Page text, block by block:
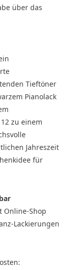
über das
Tieftöner
Pianolack
zu einem
Jahreszeit
für
Online-Shop
Lackierungen